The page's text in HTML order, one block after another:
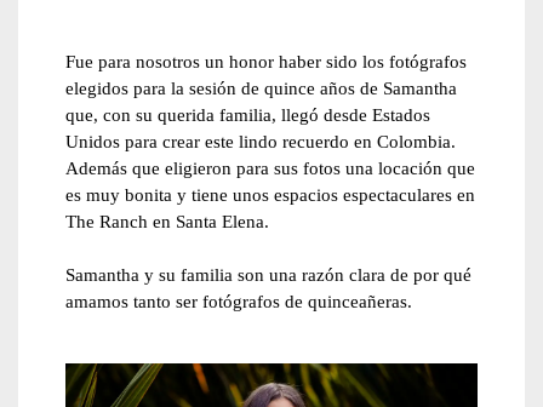
Fue para nosotros un honor haber sido los fotógrafos
elegidos para la sesión de quince años de Samantha
que, con su querida familia, llegó desde Estados
Unidos para crear este lindo recuerdo en Colombia.
Además que eligieron para sus fotos una locación que
es muy bonita y tiene unos espacios espectaculares en
The Ranch en Santa Elena.
Samantha y su familia son una razón clara de por qué
amamos tanto ser fotógrafos de quinceañeras.